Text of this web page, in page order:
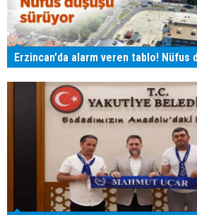
Erzincan'da alarm veren tablo! Nüfus